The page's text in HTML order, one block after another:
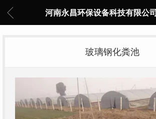
河南永昌环保设备科技有限公司
玻璃钢化粪池